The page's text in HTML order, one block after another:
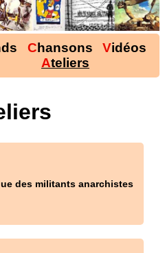
Chansons
Vidéos
Ateliers
des militants anarchistes